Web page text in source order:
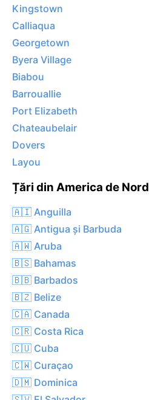
Kingstown
Calliaqua
Georgetown
Byera Village
Biabou
Barrouallie
Port Elizabeth
Chateaubelair
Dovers
Layou
Țări din America de Nord
🇦🇮 Anguilla
🇦🇬 Antigua și Barbuda
🇦🇼 Aruba
🇧🇸 Bahamas
🇧🇧 Barbados
🇧🇿 Belize
🇨🇦 Canada
🇨🇷 Costa Rica
🇨🇺 Cuba
🇨🇼 Curaçao
🇩🇲 Dominica